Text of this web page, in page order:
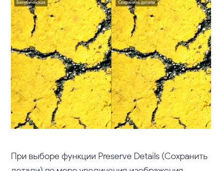
При выборе функции Preserve Details (Сохранить